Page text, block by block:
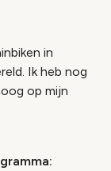
in
Ik heb nog
op mijn